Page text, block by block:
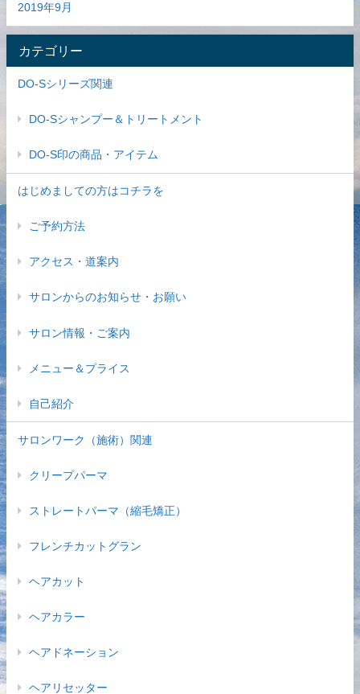
2019年9月
カテゴリー
DO-Sシリーズ関連
DO-Sシャンプー＆トリートメント
DO-S印の商品・アイテム
はじめましての方はコチラを
ご予約方法
アクセス・道案内
サロンからのお知らせ・お願い
サロン情報・ご案内
メニュー＆プライス
自己紹介
サロンワーク（施術）関連
クリープパーマ
ストレートパーマ（縮毛矯正）
フレンチカットグラン
ヘアカット
ヘアカラー
ヘアドネーション
ヘアリセッター